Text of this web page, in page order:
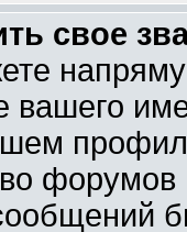
свое
вашего
форумов